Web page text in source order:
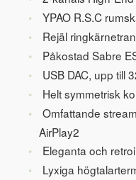
YPAO R.S.C
Rejäl
Påkostad Sabre
USB DAC, upp till
Helt symmetrisk
Omfattande
AirPlay2
Eleganta och
Lyxiga